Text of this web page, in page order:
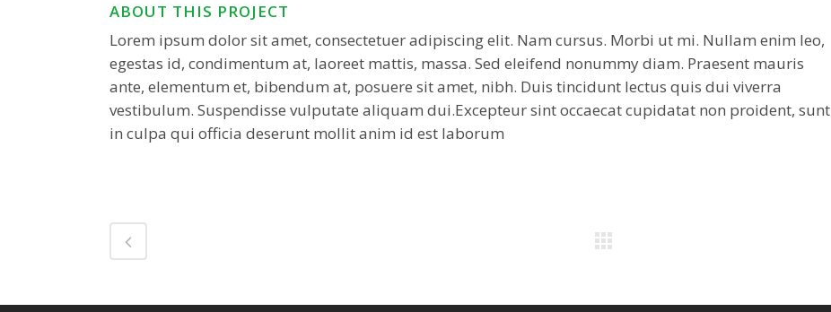
ABOUT THIS PROJECT
Lorem ipsum dolor sit amet, consectetuer adipiscing elit. Nam cursus. Morbi ut mi. Nullam enim leo,
egestas id, condimentum at, laoreet mattis, massa. Sed eleifend nonummy diam. Praesent mauris
ante, elementum et, bibendum at, posuere sit amet, nibh. Duis tincidunt lectus quis dui viverra
vestibulum. Suspendisse vulputate aliquam dui.Excepteur sint occaecat cupidatat non proident, sunt
in culpa qui officia deserunt mollit anim id est laborum